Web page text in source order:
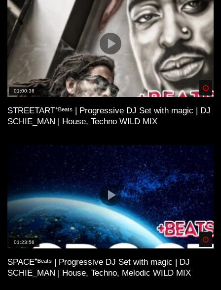
01:00:36
STREETART⁺ᴮᵉᵃᵗˢ | Progressive DJ Set with magic | DJ
SCHIE_MAN | House, Techno WILD MIX
01:23:56
SPACE⁺ᴮᵉᵃᵗˢ | Progressive DJ Set with magic | DJ
SCHIE_MAN | House, Techno, Melodic WILD MIX